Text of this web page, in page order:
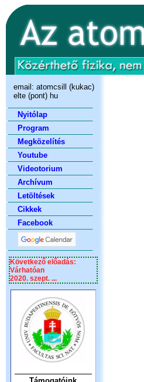
email: atomcsill (kukac)
elte (pont) hu
Nyitólap
Program
Megközelítés
Youtube
Videotorium
Archívum
Letöltések
Cikkek
Facebook
Következő előadás:
Várhatóan
2020. szept. ...